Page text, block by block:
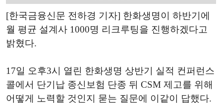
[한국금융신문 전하경 기자] 한화생명이 하반기에
월 평균 설계사 1000명 리크루팅을 진행하겠다고
밝혔다.
17일 오후3시 열린 한화생명 상반기 실적 컨퍼런스
콜에서 단기납 종신보험 단종 뒤 CSM 제고를 위해
어떻게 노력할 것인지 묻는 질문에 이같이 답했다.